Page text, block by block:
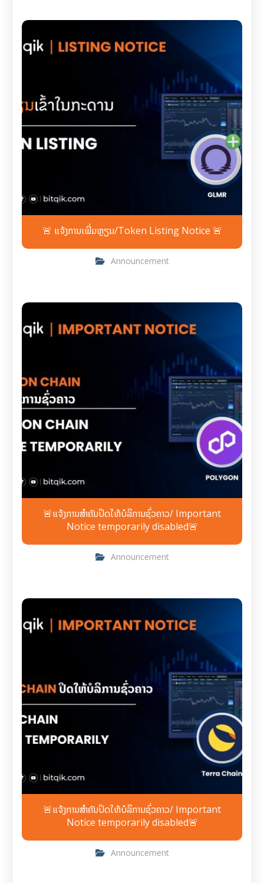
🚨 ແຈ້ງການເພີ່ມຫຼຽນ/Token Listing Notice 🚨
Announcement
🚨ແຈ້ງການສຳຄັນປິດໃຫ້ບໍລິການຊົ່ວຄາວ/ Important
Notice temporarily disabled🚨
Announcement
🚨ແຈ້ງການສຳຄັນປິດໃຫ້ບໍລິການຊົ່ວຄາວ/ Important
Notice temporarily disabled🚨
Announcement